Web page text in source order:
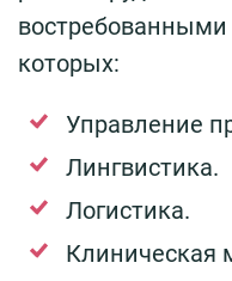
которых:
Управление
Лингвистика.
Логистика.
Клиническая